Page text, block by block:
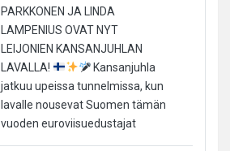
PARKKONEN JA LINDA
LAMPENIUS OVAT NYT
LEIJONIEN KANSANJUHLAN
LAVALLA!
Kansanjuhla
jatkuu upeissa tunnelmissa, kun
lavalle nousevat Suomen tämän
vuoden euroviisuedustajat